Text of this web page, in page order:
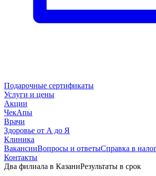
Подарочные сертификаты
Услуги и цены
Акции
ЧекАпы
Врачи
Здоровье от А до Я
Клиника
ВакансииВопросы и ответыСправка в
Контакты
Два филиала в КазаниРезультаты в срок